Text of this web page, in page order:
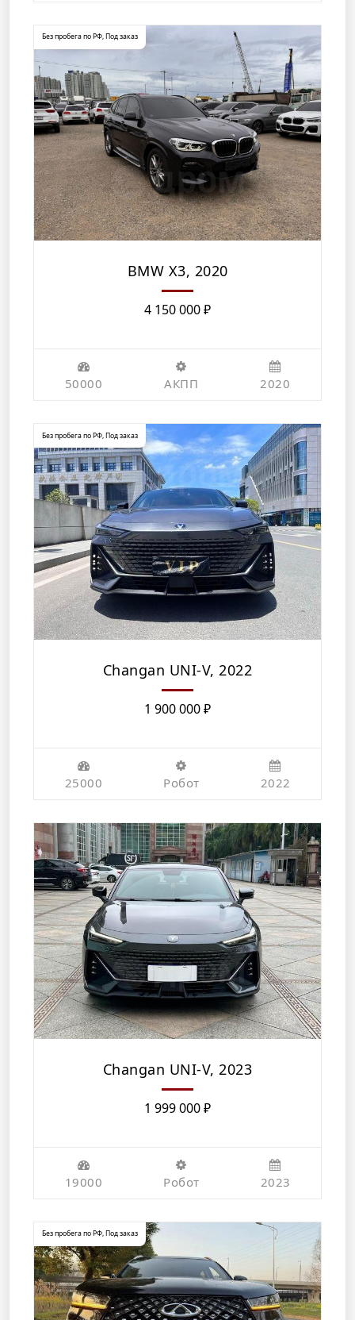
Без пробега по РФ,Под заказ
BMW X3, 2020
4 150 000₽
50000 АКПП 2020
Без пробега по РФ,Под заказ
Changan UNI-V, 2022
1 900 000₽
25000 Робот 2022
Changan UNI-V, 2023
1 999 000₽
19000 Робот 2023
Без пробега по РФ,Под заказ